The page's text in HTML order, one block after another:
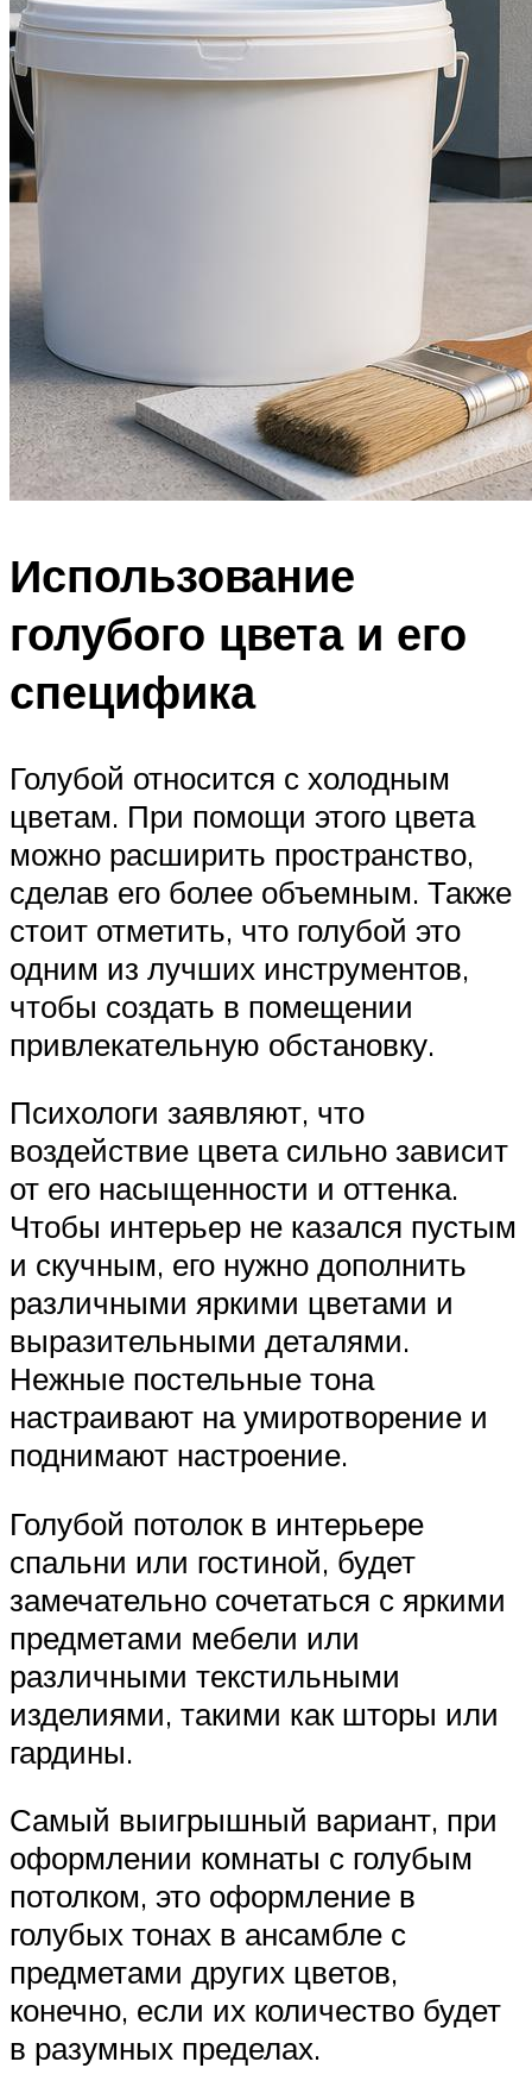
Использование
голубого цвета и его
специфика
Голубой относится с холодным
цветам. При помощи этого цвета
можно расширить пространство,
сделав его более объемным. Также
стоит отметить, что голубой это
одним из лучших инструментов,
чтобы создать в помещении
привлекательную обстановку.
Психологи заявляют, что
воздействие цвета сильно зависит
от его насыщенности и оттенка.
Чтобы интерьер не казался пустым
и скучным, его нужно дополнить
различными яркими цветами и
выразительными деталями.
Нежные постельные тона
настраивают на умиротворение и
поднимают настроение.
Голубой потолок в интерьере
спальни или гостиной, будет
замечательно сочетаться с яркими
предметами мебели или
различными текстильными
изделиями, такими как шторы или
гардины.
Самый выигрышный вариант, при
оформлении комнаты с голубым
потолком, это оформление в
голубых тонах в ансамбле с
предметами других цветов,
конечно, если их количество будет
в разумных пределах.